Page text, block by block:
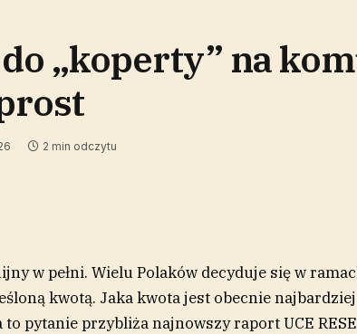
„koperty” na
2 min odczytu
w pełni. Wielu Polaków decyduje się w
kwotą. Jaka kwota jest obecnie
to pytanie przybliża najnowszy raport UCE